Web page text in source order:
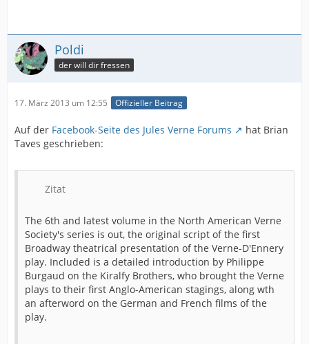
Poldi
der will dir fressen
17. März 2013 um 12:55 Offizieller Beitrag
Auf der Facebook-Seite des Jules Verne Forums
hat Brian
Taves geschrieben:
Zitat
The 6th and latest volume in the North American Verne
Society's series is out, the original script of the first
Broadway theatrical presentation of the Verne-D'Ennery
play. Included is a detailed introduction by Philippe
Burgaud on the Kiralfy Brothers, who brought the Verne
plays to their first Anglo-American stagings, along wth
an afterword on the German and French films of the
play.